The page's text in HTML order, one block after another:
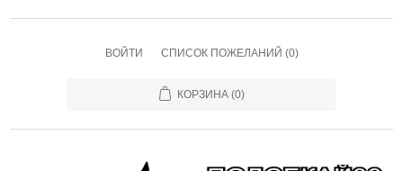
ВОЙТИ СПИСОК ПОЖЕЛАНИЙ (0)
КОРЗИНА (0)